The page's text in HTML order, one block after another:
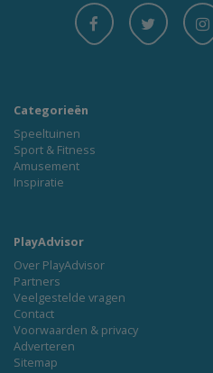
Categorieën
Speeltuinen
Sport & Fitness
Amusement
Inspiratie
PlayAdvisor
Over PlayAdvisor
Partners
Veelgestelde vragen
Contact
Voorwaarden & privacy
Adverteren
Sitemap